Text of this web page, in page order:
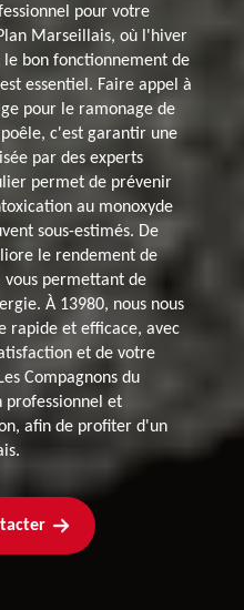
pour votre
Marseillais, où l'hiver
bon fonctionnement de
essentiel. Faire appel à
pour le ramonage de
c'est garantir une
par des experts
permet de prévenir
au monoxyde
sous-estimés. De
le rendement de
permettant de
À 13980, nous nous
rapide et efficace, avec
et de votre
Compagnons du
professionnel et
afin de profiter d'un